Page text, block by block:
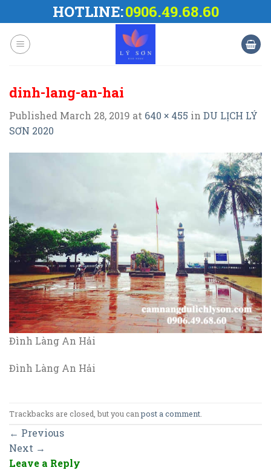
to
content
HOTLINE:0906.49.68.60
dinh-lang-an-hai
Published March 28, 2019 at 640 × 455 in DU LỊCH LÝ
SƠN 2020
Đình Làng An Hải
Đình Làng An Hải
Trackbacks are closed, but you canpost a comment
← Previous
Next →
Leave a Reply